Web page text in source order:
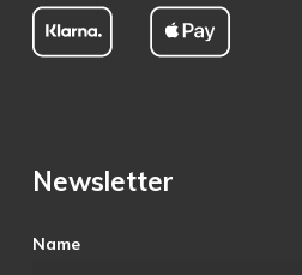
Newsletter
Name